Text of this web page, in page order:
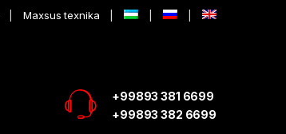
Maxsus texnika
+99893 381 6699
+99893 382 6699